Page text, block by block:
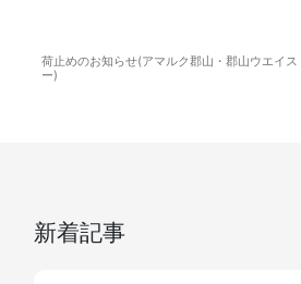
荷止めのお知らせ(アマルク郡山・郡山ウエイス
ー)
新着記事